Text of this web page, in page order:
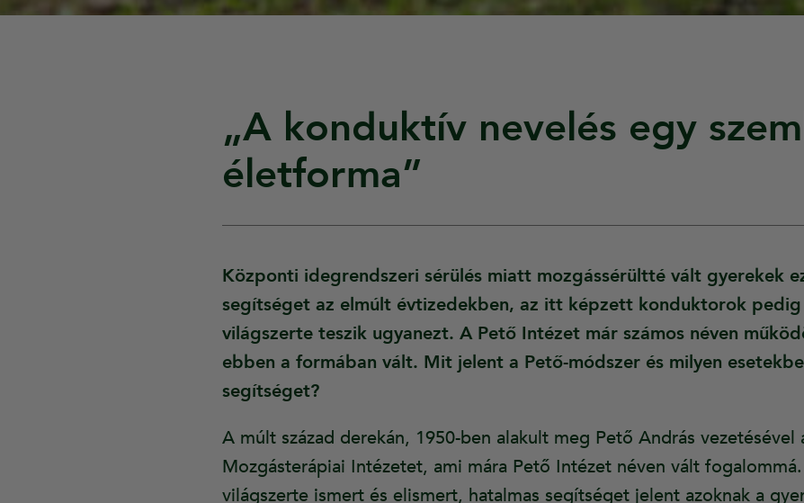
„A konduktív nevelés egy
életforma”
Központi idegrendszeri sérülés miatt mozgássérültté vált gyerekek
segítséget az elmúlt évtizedekben, az itt képzett konduktorok
világszerte teszik ugyanezt. A Pető Intézet már számos néven
ebben a formában vált. Mit jelent a Pető-módszer és milyen
segítséget?
A múlt század derekán, 1950-ben alakult meg Pető András vezetésével
Mozgásterápiai Intézetet, ami mára Pető Intézet néven vált
világszerte ismert és elismert, hatalmas segítséget jelent azoknak a